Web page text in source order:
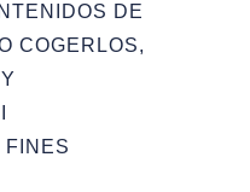
DE
COGERLOS,
FINES